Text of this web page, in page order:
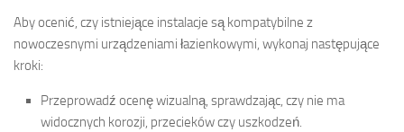
Aby ocenić, czy istniejące instalacje są kompatybilne z
nowoczesnymi urządzeniami łazienkowymi, wykonaj następujące
kroki:
Przeprowadź ocenę wizualną, sprawdzając, czy nie ma
widocznych korozji, przecieków czy uszkodzeń.